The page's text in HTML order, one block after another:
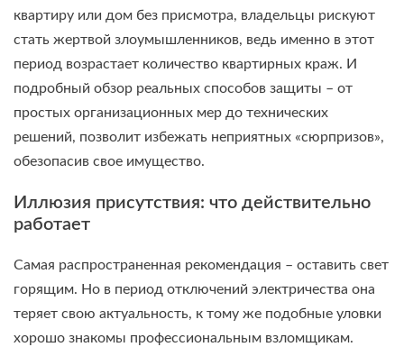
квартиру или дом без присмотра, владельцы рискуют
стать жертвой злоумышленников, ведь именно в этот
период возрастает количество квартирных краж. И
подробный обзор реальных способов защиты – от
простых организационных мер до технических
решений, позволит избежать неприятных «сюрпризов»,
обезопасив свое имущество.
Иллюзия присутствия: что действительно
работает
Самая распространенная рекомендация – оставить свет
горящим. Но в период отключений электричества она
теряет свою актуальность, к тому же подобные уловки
хорошо знакомы профессиональным взломщикам.